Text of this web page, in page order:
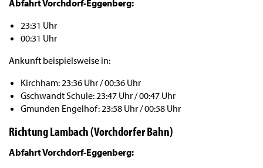
Abfahrt Vorchdorf-Eggenberg:
23:31 Uhr
00:31 Uhr
Ankunft beispielsweise in:
Kirchham: 23:36 Uhr / 00:36 Uhr
Gschwandt Schule: 23:47 Uhr / 00:47 Uhr
Gmunden Engelhof: 23:58 Uhr / 00:58 Uhr
Richtung Lambach (Vorchdorfer Bahn)
Abfahrt Vorchdorf-Eggenberg: